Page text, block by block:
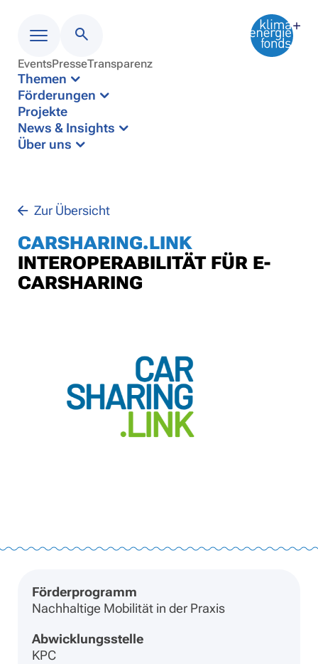
Menü
EventsPresseTransparenz
Themen
Förderungen
Projekte
News & Insights
Über uns
Zur Übersicht
CARSHARING.LINK
INTEROPERABILITÄT FÜR E-
CARSHARING
Förderprogramm
Nachhaltige Mobilität in der Praxis
Abwicklungsstelle
KPC